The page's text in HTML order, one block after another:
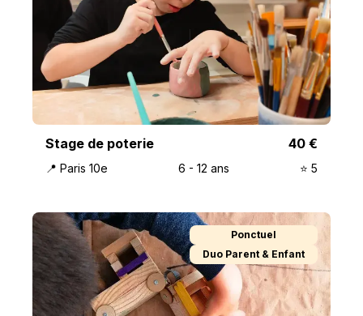
Stage de poterie 40 €
📍 Paris 10e 6 - 12 ans ⭐️ 5
Ponctuel
Duo Parent & Enfant